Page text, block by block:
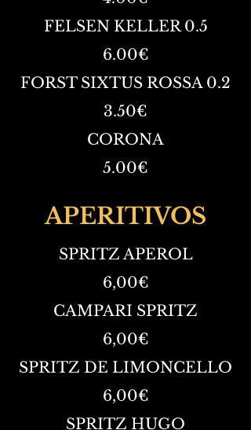
FELSEN KELLER 0.5
6.00€
FORST SIXTUS ROSSA 0.2
3.50€
CORONA
5.00€
APERITIVOS
SPRITZ APEROL
6,00€
CAMPARI SPRITZ
6,00€
SPRITZ DE LIMONCELLO
6,00€
SPRITZ HUGO